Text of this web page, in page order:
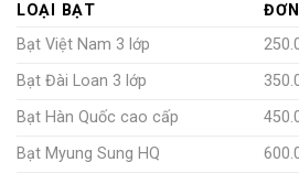
LOẠI BẠT
Bạt Việt Nam 3 lớp
Bạt Đài Loan 3 lớp
Bạt Hàn Quốc cao cấp
Bạt Myung Sung HQ